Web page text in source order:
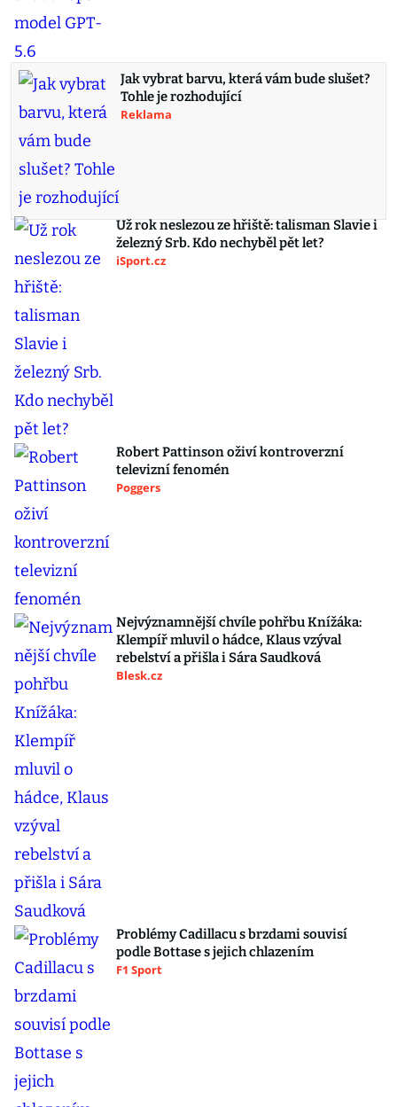
Jak vybrat barvu, která vám bude slušet?
Tohle je rozhodující
Reklama
Už rok neslezou ze hřiště: talisman Slavie i
železný Srb. Kdo nechyběl pět let?
iSport.cz
Robert Pattinson oživí kontroverzní
televizní fenomén
Poggers
Nejvýznamnější chvíle pohřbu Knížáka:
Klempíř mluvil o hádce, Klaus vzýval
rebelství a přišla i Sára Saudková
Blesk.cz
Problémy Cadillacu s brzdami souvisí
podle Bottase s jejich chlazením
F1 Sport